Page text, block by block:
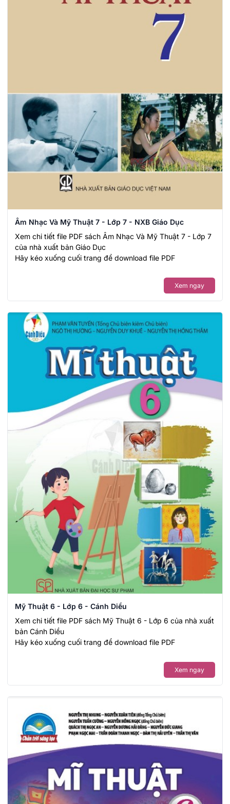
Âm Nhạc Và Mỹ Thuật 7 - Lớp 7 - NXB Giáo Dục
Xem chi tiết file PDF sách Âm Nhạc Và Mỹ Thuật 7 - Lớp 7
của nhà xuất bản Giáo Dục
Hãy kéo xuống cuối trang để download file PDF
Xem ngay
Mỹ Thuật 6 - Lớp 6 - Cánh Diều
Xem chi tiết file PDF sách Mỹ Thuật 6 - Lớp 6 của nhà xuất
bản Cánh Diều
Hãy kéo xuống cuối trang để download file PDF
Xem ngay